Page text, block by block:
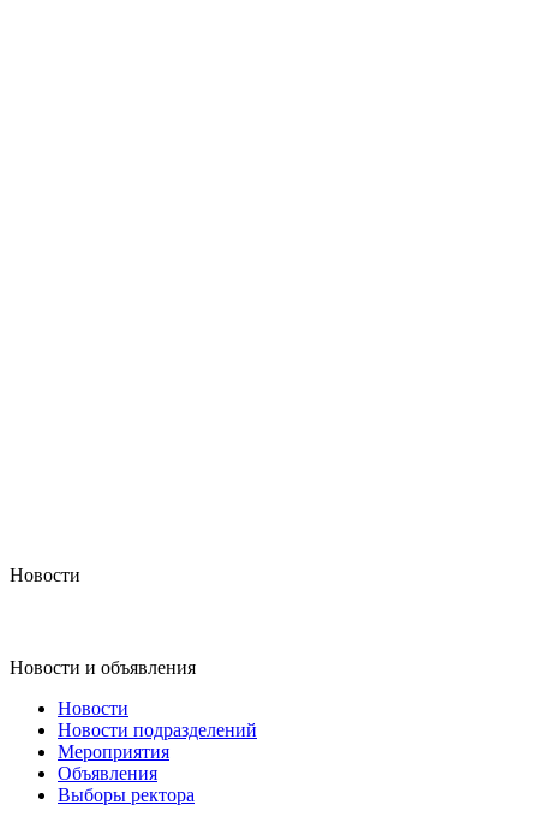
Новости
Новости и объявления
Новости
Новости подразделений
Мероприятия
Объявления
Выборы ректора